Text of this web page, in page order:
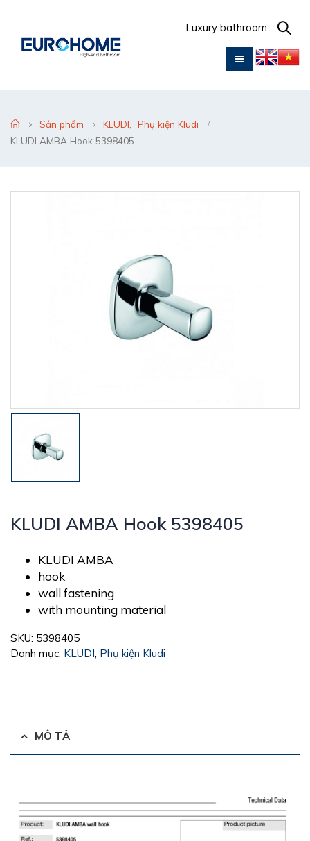
Luxury bathroom
Sản phẩm KLUDI
Phụ kiện Kludi
KLUDI AMBA Hook 5398405
KLUDI AMBA Hook 5398405
KLUDI AMBA
hook
wall fastening
with mounting material
SKU: 5398405
Danh mục: KLUDI Phụ kiện Kludi
MÔ TẢ